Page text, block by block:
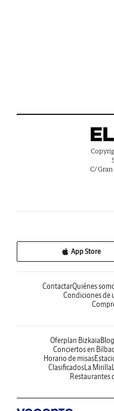
C/ Gran
App Store
ContactarQuiénes
Condiciones de
Oferplan Bizkaia
Conciertos en
Horario de misas
Clasificados La Mirilla
Restaurantes